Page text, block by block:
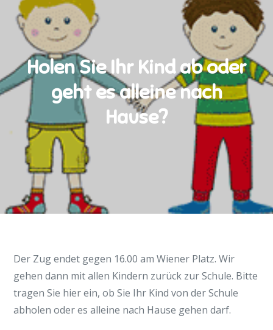
Holen Sie Ihr Kind ab oder
geht es alleine nach
Hause?
Der Zug endet gegen 16.00 am Wiener Platz. Wir
gehen dann mit allen Kindern zurück zur Schule. Bitte
tragen Sie hier ein, ob Sie Ihr Kind von der Schule
abholen oder es alleine nach Hause gehen darf.